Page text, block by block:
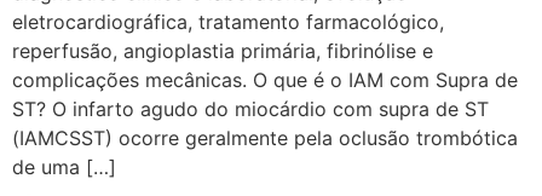
eletrocardiográfica, tratamento farmacológico,
reperfusão, angioplastia primária, fibrinólise e
complicações mecânicas. O que é o IAM com Supra de
ST? O infarto agudo do miocárdio com supra de ST
(IAMCSST) ocorre geralmente pela oclusão trombótica
de uma […]